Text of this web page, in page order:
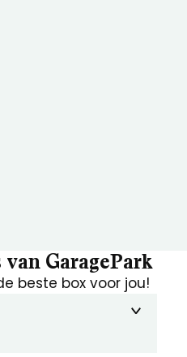
GaragePark
beste box voor jou!